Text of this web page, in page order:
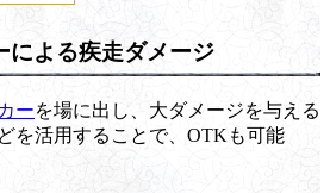
による疾走ダメージ
ーを場に出し、大ダメージを与える
を活用することで、OTKも可能